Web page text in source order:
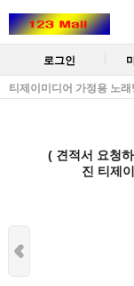
로그인
티제이미디어 가정용 노래
( 견적서 요청
진 티제